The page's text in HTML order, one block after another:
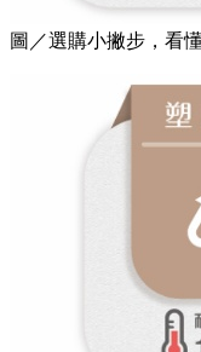
圖／選購小撇步，看